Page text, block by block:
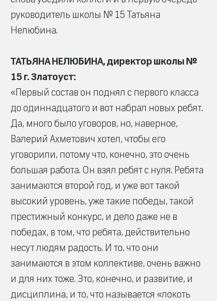
руководитель школы № 15 Татьяна
Нелюбина.
ТАТЬЯНА НЕЛЮБИНА, директор школы №
15 г. Златоуст:
«Первый состав он поднял с первого класса
до одиннадцатого и вот набрал новых ребят.
Да, много было уговоров, но, наверное,
Валерий Ахметович хотел, чтобы его
уговорили, потому что, конечно, это очень
большая работа. Он взял ребят с нуля. Ребята
занимаются второй год, и уже вот такой
высокий уровень, уже такие победы, такой
престижный конкурс, и дело даже не в
победах, в том, что ребята, действительно
несут людям радость. И то, что они
занимаются в этом коллективе, очень важно
и для них тоже. Это, конечно, и развитие, и
дисциплина, и то, что называется «локоть